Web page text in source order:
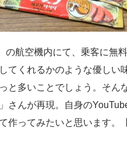
の航空機内にて、乗客に無
てくれるかのような優しい
と多いことでしょう。そん
さんが再現。自身の
作ってみたいと思います。